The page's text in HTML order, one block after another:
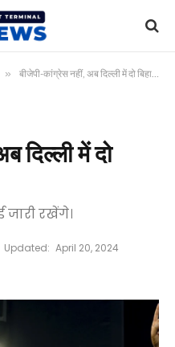
» बीजेपी-कांग्रेस नहीं, अब दिल्ली में दो बिहारियों की फाइट।
दिल्ली में दो
रखेंगे।
Updated: April 20, 2024